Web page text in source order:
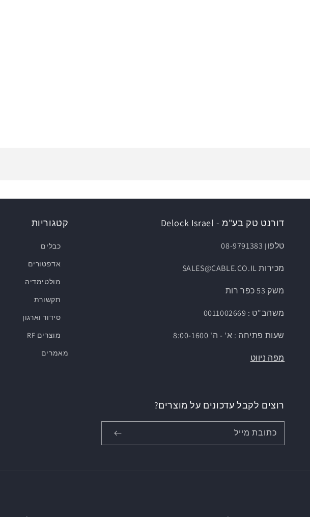
קטגוריות
כבלים
אדפטורים
מולטימדיה
תקשורת
סידור וארגון
מוצרים RF
מאמרים
דורנט טק בע"מ - Delock Israel
טלפון 08-9791383
מכירות SALES@CABLE.CO.IL
משק 53 כפר רות
משהב"ט : 0011002669
שעות פתיחה : א' - ה' 8:00-1600
מפה ניווט
רוצים לקבל עדכונים על מוצרים?
כתובת מייל